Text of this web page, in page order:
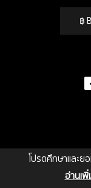
โปรดศึกษาและ
อ่านเพิ่
฿